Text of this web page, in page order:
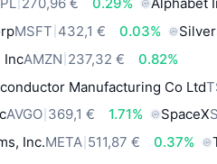
MSFT 432,1 € 0.03% Silver
IncAMZN 237,32 €
0.82%
Manufacturing Co Ltd
AVGO 369,1 € 1.71% SpaceX
Inc.META 511,87 € 0.37%